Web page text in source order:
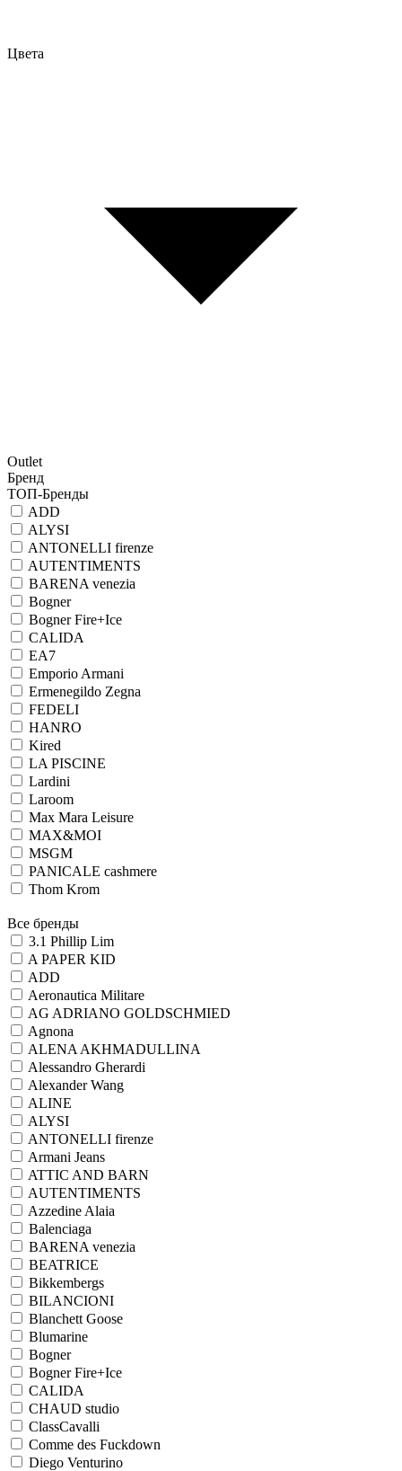
Цвета
Outlet
Бренд
ТОП-Бренды
ADD
ALYSI
ANTONELLI firenze
AUTENTIMENTS
BARENA venezia
Bogner
Bogner Fire+Ice
CALIDA
EA7
Emporio Armani
Ermenegildo Zegna
FEDELI
HANRO
Kired
LA PISCINE
Lardini
Laroom
Max Mara Leisure
MAX&MOI
MSGM
PANICALE cashmere
Thom Krom
Все бренды
3.1 Phillip Lim
A PAPER KID
ADD
Aeronautica Militare
AG ADRIANO GOLDSCHMIED
Agnona
ALENA AKHMADULLINA
Alessandro Gherardi
Alexander Wang
ALINE
ALYSI
ANTONELLI firenze
Armani Jeans
ATTIC AND BARN
AUTENTIMENTS
Azzedine Alaia
Balenciaga
BARENA venezia
BEATRICE
Bikkembergs
BILANCIONI
Blanchett Goose
Blumarine
Bogner
Bogner Fire+Ice
CALIDA
CHAUD studio
ClassCavalli
Comme des Fuckdown
Diego Venturino